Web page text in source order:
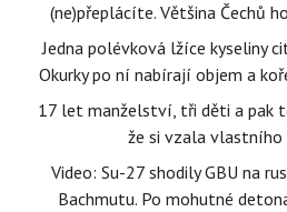
(ne)přeplácíte. Většina Čechů
Jedna polévková lžíce kyseliny
Okurky po ní nabírají objem a
17 let manželství, tři děti a pak
že si vzala vlastního
Video: Su-27 shodily GBU na
Bachmutu. Po mohutné